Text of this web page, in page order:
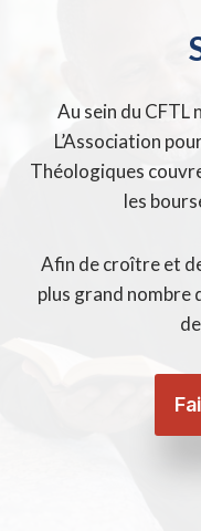
Au sein du CFTL
L’Association
Théologiques
les
Afin de croître et
plus grand nombre